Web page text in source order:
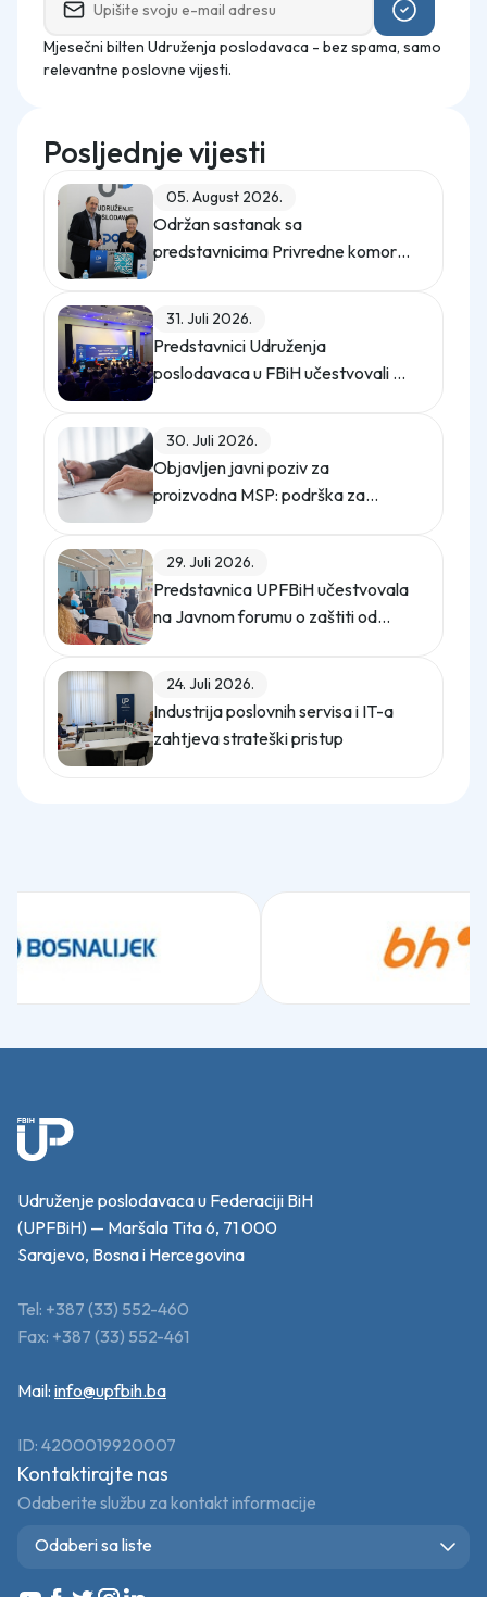
Mjesečni bilten Udruženja poslodavaca - bez spama, samo
relevantne poslovne vijesti.
Posljednje vijesti
05. August 2026.
Održan sastanak sa
predstavnicima Privredne komore
31. Juli 2026.
Predstavnici Udruženja
poslodavaca u FBiH učestvovali na
30. Juli 2026.
Objavljen javni poziv za
proizvodna MSP: podrška za
29. Juli 2026.
Predstavnica UPFBiH učestvovala
na Javnom forumu o zaštiti od
24. Juli 2026.
Industrija poslovnih servisa i IT-a
zahtjeva strateški pristup
Udruženje poslodavaca u Federaciji BiH
(UPFBiH) — Maršala Tita 6, 71 000
Sarajevo, Bosna i Hercegovina
Tel: +387 (33) 552-460
Fax: +387 (33) 552-461
Mail: info@upfbih.ba
ID: 4200019920007
Kontaktirajte nas
Odaberite službu za kontakt informacije
Odaberi sa liste